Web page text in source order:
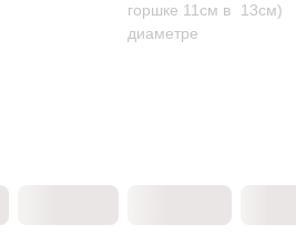
горшке 11см в
диаметре
13см)